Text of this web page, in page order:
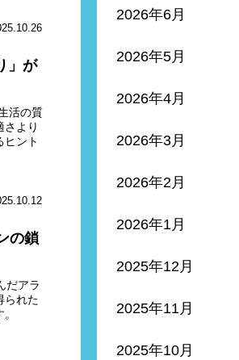
」が
活の質
さより
ヒント
の鎖
だアラ
られた
2026年6月
2026年5月
2026年4月
2026年3月
2026年2月
2026年1月
2025年12月
2025年11月
2025年10月